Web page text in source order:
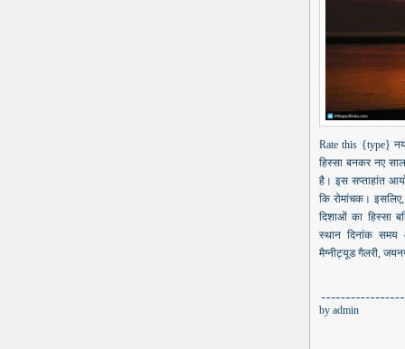
Rate this {type}
हिस्सा बनकर नए
है। इस सप्ताहांत
कि रोमांचक। इसलिए,
दिशाओं का हिस्सा
स्थान दिनांक समय
मैग्नीट्यूड गैलरी,
by admin